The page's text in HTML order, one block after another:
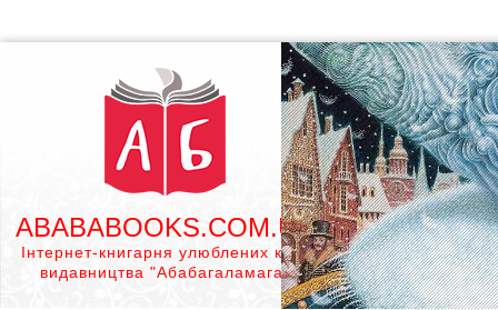
ABABABOOKS.COM.UA
Інтернет-книгарня улюблених книг
видавництва "Абабагаламага"